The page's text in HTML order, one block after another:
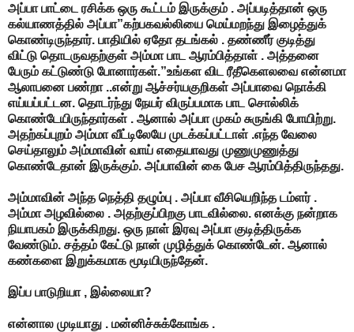
அப்பா பாட்டை ரசிக்க ஒரு கூட்டம் இருக்கும் . அப்படித்தான் ஒரு
கல்யாணத்தில் அப்பா”கற்பகவல்லியை மெய்மறந்து இழைத்துக்
கொண்டிருந்தார். பாதியில் ஏதோ தடங்கல் . தண்ணீர் குடித்து
விட்டு தொடருவதற்குள் அம்மா பாட ஆரம்பித்தாள் . அத்தனை
பேரும் கட்டுண்டு போனார்கள்.”உங்கள விட ரீதீகெளலவை என்னமா
ஆலாபனை பண்றா ..என்று ஆச்சர்யகுறிகள் அப்பாவை நொக்கி
எய்யப்பட்டன. தொடர்ந்து நேயர் விருப்பமாக பாட சொல்லிக்
கொண்டேயிருந்தார்கள் . ஆனால் அப்பா முகம் சுருங்கி போயிற்று.
அதற்கப்புறம் அம்மா வீட்டிலேயே முடக்கப்பட்டாள் .எந்த வேலை
செய்தாலும் அம்மாவின் வாய் எதையாவது முணுமுணுத்து
கொண்டேதான் இருக்கும். அப்பாவின் கை பேச ஆரம்பித்திருந்தது.
அம்மாவின் அந்த நெத்தி தழும்பு . அப்பா வீசியெறிந்த டம்ளர் .
அம்மா அழவில்லை . அதற்குப்பிறகு பாடவில்லை. எனக்கு நன்றாக
நியாபகம் இருக்கிறது. ஒரு நாள் இரவு அப்பா குடித்திருக்க
வேண்டும். சத்தம் கேட்டு நான் முழித்துக் கொண்டேன். ஆனால்
கண்களை இறுக்கமாக மூடியிருந்தேன்.
இப்ப பாடுறியா , இல்லையா?
என்னால முடியாது . மன்னிச்சுக்கோங்க .